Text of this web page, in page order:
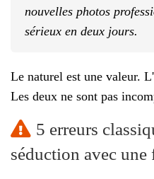
nouvelles photos
sérieux en deux jours.
Le naturel est une valeur.
Les deux ne sont pas
5 erreurs
séduction avec